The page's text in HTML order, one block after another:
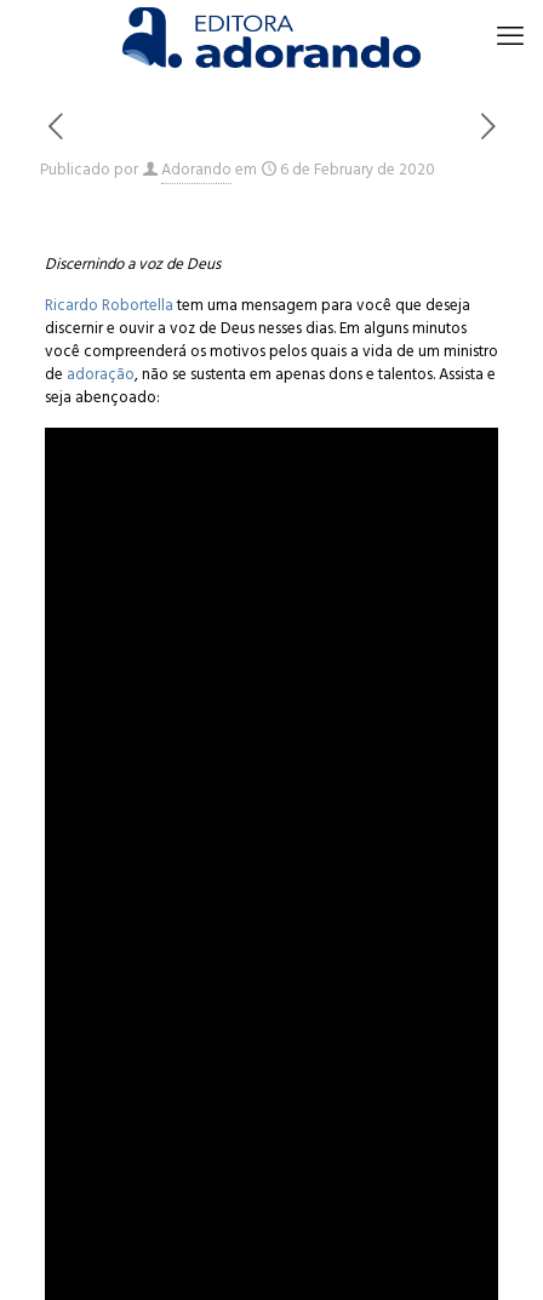
Publicado por Adorandoem 6 de February de 2020
Discernindo a voz de Deus
Ricardo Robortellatem uma mensagem para você que deseja
discernir e ouvir a voz de Deus nesses dias. Em alguns minutos
você compreenderá os motivos pelos quais a vida de um ministro
de adoração, não se sustenta em apenas dons e talentos. Assista e
seja abençoado: